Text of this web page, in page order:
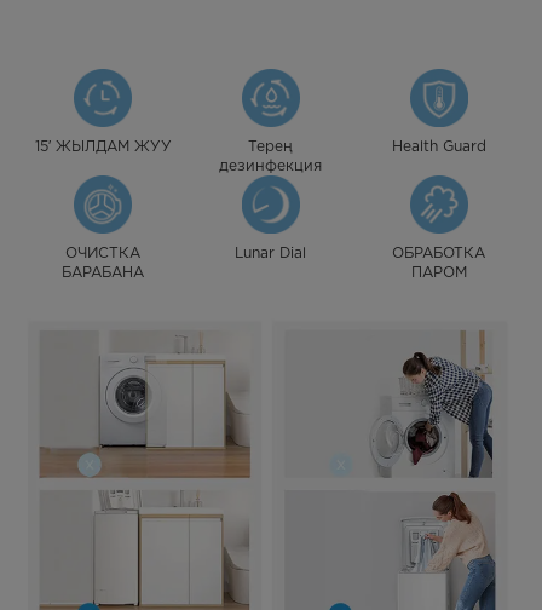
15′ ЖЫЛДАМ ЖУУ
Терең
дезинфекция
Health Guard
ОЧИСТКА
БАРАБАНА
Lunar Dial
ОБРАБОТКА
ПАРОМ